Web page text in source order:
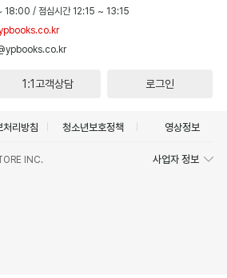
18:00 / 점심시간 12:15 ~ 13:15
1:1고객상담 로그인
처리방침 청소년보호정책 영상정보
INC. 사업자 정보